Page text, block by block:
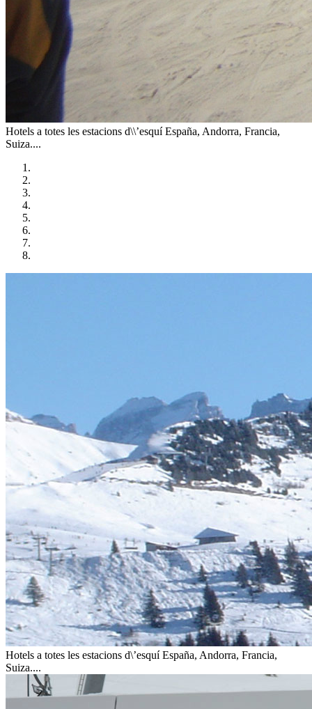
Hotels a totes les estacions d\\’esquí España, Andorra, Francia,
Suiza....
Hotels a totes les estacions d\’esquí España, Andorra, Francia,
Suiza....